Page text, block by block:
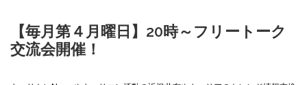
【毎月第４月曜日】20時～フリートーク
交流会開催！